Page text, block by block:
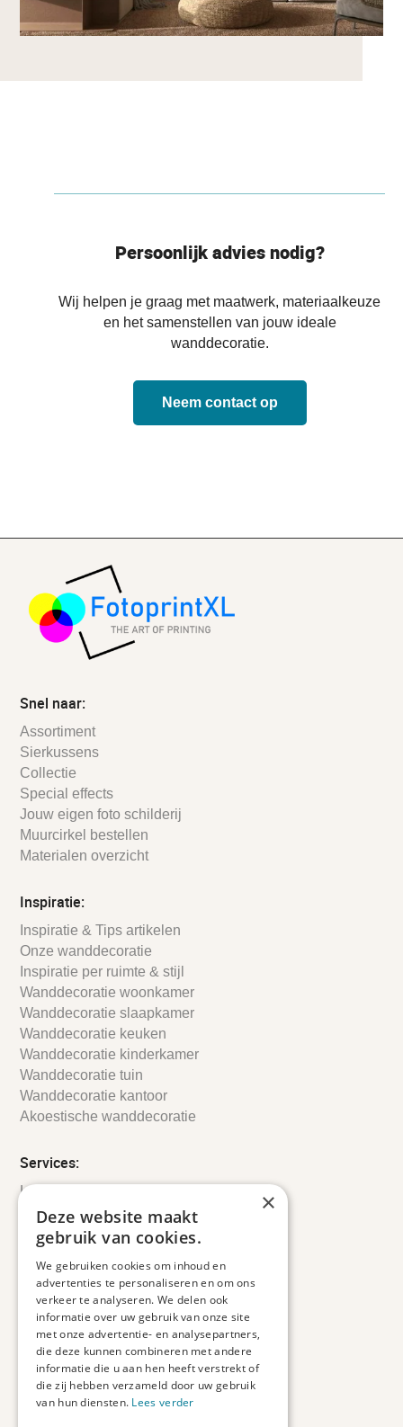
Persoonlijk advies nodig?
Wij helpen je graag met maatwerk, materiaalkeuze
en het samenstellen van jouw ideale
wanddecoratie.
Neem contact op
Snel naar:
Assortiment
Sierkussens
Collectie
Special effects
Jouw eigen foto schilderij
Muurcirkel bestellen
Materialen overzicht
Inspiratie:
Inspiratie & Tips artikelen
Onze wanddecoratie
Inspiratie per ruimte & stijl
Wanddecoratie woonkamer
Wanddecoratie slaapkamer
Wanddecoratie keuken
Wanddecoratie kinderkamer
Wanddecoratie tuin
Wanddecoratie kantoor
Akoestische wanddecoratie
Services:
Leveringsinformatie
Retourbeleid
Informatie
Veelgestelde vragen
Duurzaam ondernemen
Contact informatie
Etienne de Pinedaweg 34
3711 CH, Austerlitz
Nederland
×
Deze website maakt
gebruik van cookies.
We gebruiken cookies om inhoud en
advertenties te personaliseren en om ons
verkeer te analyseren. We delen ook
informatie over uw gebruik van onze site
met onze advertentie- en analysepartners,
die deze kunnen combineren met andere
informatie die u aan hen heeft verstrekt of
die zij hebben verzameld door uw gebruik
van hun diensten. Lees verder